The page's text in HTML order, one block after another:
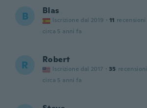
B Blas
Iscrizione dal 2019 · 11 recensioni
circa 5 anni fa
R Robert
Iscrizione dal 2017 · 35 recensioni
circa 5 anni fa